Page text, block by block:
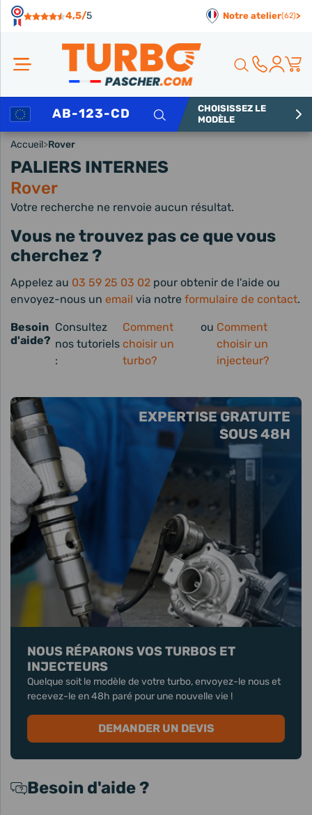
4,5/5 Notre atelier(62)>
Rechercher
CHOISISSEZ LE
MODÈLE
Accueil>Rover
PALIERS INTERNES
Rover
EXPERTISE GRATUITE
SOUS 48H
NOUS RÉPARONS VOS TURBOS ET
INJECTEURS
Quelque soit le modèle de votre turbo, envoyez-le nous et
recevez-le en 48h paré pour une nouvelle vie !
DEMANDER UN DEVIS
Besoin d'aide ?
Votre recherche ne renvoie aucun résultat.
Vous ne trouvez pas ce que vous
cherchez ?
Appelez au 03 59 25 03 02 pour obtenir de l'aide ou
envoyez-nous un email via notre formulaire de contact.
Besoin
d'aide?
Consultez
nos tutoriels
:
Comment
choisir un
turbo?
ou Comment
choisir un
injecteur?
Panneau de gestion des cookies